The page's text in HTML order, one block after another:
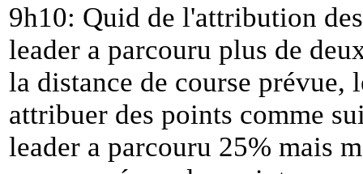
9h10: Quid de l'attribution
leader a parcouru plus de
la distance de course prévue,
attribuer des points comme
leader a parcouru 25% mais